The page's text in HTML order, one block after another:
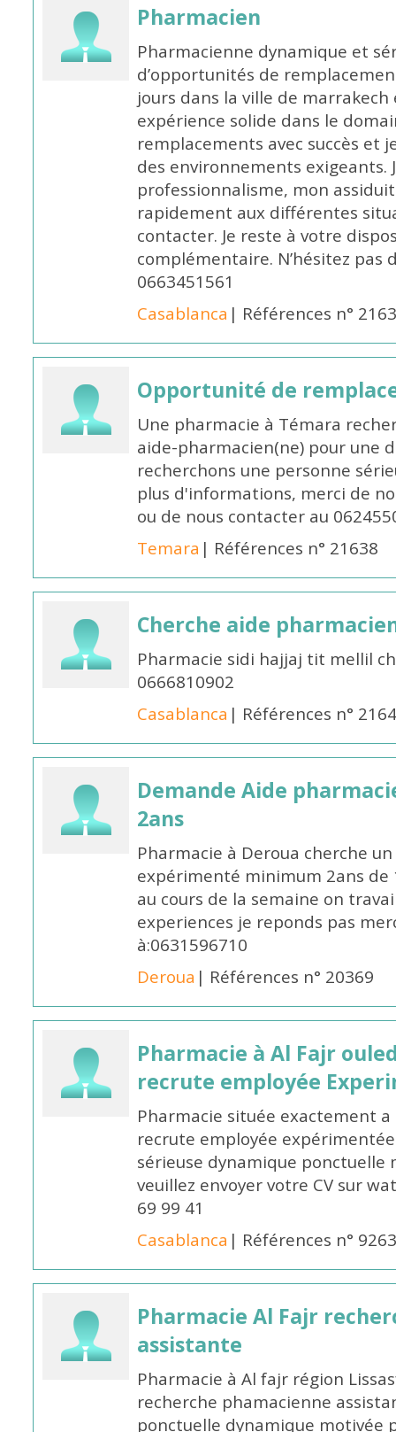
Pharmacien
Pharmacienne dynamique et
d’opportunités de
jours dans la ville de marrakech
expérience solide dans le
remplacements avec succès et
des environnements exigeants.
professionnalisme, mon
rapidement aux différentes
contacter. Je reste à votre
complémentaire. N’hésitez
0663451561
Casablanca | Références n°
Opportunité de
Une pharmacie à Témara
aide-pharmacien(ne) pour une
recherchons une personne
plus d'informations, merci de
ou de nous contacter au
Temara | Références n° 21638
Cherche aide
Pharmacie sidi hajjaj tit mellil
0666810902
Casablanca | Références n°
Demande Aide
2ans
Pharmacie à Deroua cherche
expérimenté minimum 2ans
au cours de la semaine on
experiences je reponds pas
à:0631596710
Deroua | Références n° 20369
Pharmacie à Al Fajr
recrute employée
Pharmacie située exactement
recrute employée
sérieuse dynamique ponctuelle
veuillez envoyer votre CV sur
69 99 41
Casablanca | Références n°
Pharmacie Al Fajr
assistante
Pharmacie à Al fajr région
recherche phamacienne
ponctuelle dynamique motivée